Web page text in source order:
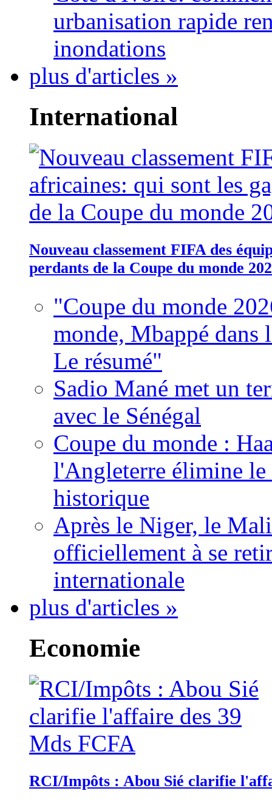
urbanisation rapide
inondations
plus d'articles »
International
Nouveau classement FIFA des
perdants de la Coupe du monde
"Coupe du monde
monde, Mbappé dans
Le résumé"
Sadio Mané met un
avec le Sénégal
Coupe du monde :
l'Angleterre élimine
historique
Après le Niger, le
officiellement à se
internationale
plus d'articles »
Economie
RCI/Impôts : Abou Sié clarifie